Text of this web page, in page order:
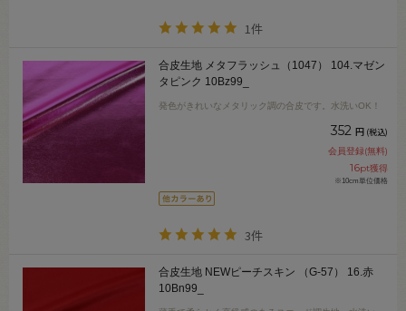
1件
合皮生地 メタフラッシュ（1047） 104.マゼン
タピンク 10Bz99_
発色がきれいなメタリック調の合皮です。水洗いOK！
352 円 (税込)
会員登録(無料)
16pt獲得
※10cm単位価格
3件
合皮生地 NEWピーチスキン （G-57） 16.赤
10Bn99_